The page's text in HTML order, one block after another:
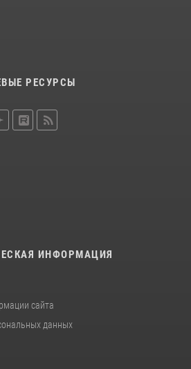
РЕСУРСЫ
ИНФОРМАЦИЯ
сайта
данных